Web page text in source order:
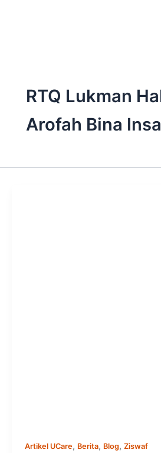
RTQ Lukman
Arofah Bina
Artikel UCare, Berita, Blog, Ziswaf